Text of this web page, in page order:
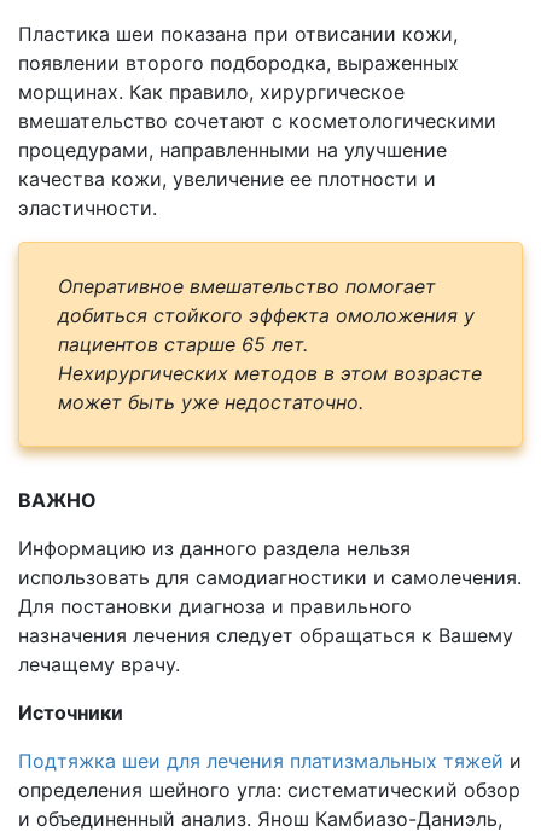
Пластика шеи показана при отвисании кожи,
появлении второго подбородка, выраженных
морщинах. Как правило, хирургическое
вмешательство сочетают с косметологическими
процедурами, направленными на улучшение
качества кожи, увеличение ее плотности и
эластичности.
Оперативное вмешательство помогает
добиться стойкого эффекта омоложения у
пациентов старше 65 лет.
Нехирургических методов в этом возрасте
может быть уже недостаточно.
ВАЖНО
Информацию из данного раздела нельзя
использовать для самодиагностики и самолечения.
Для постановки диагноза и правильного
назначения лечения следует обращаться к Вашему
лечащему врачу.
Источники
Подтяжка шеи для лечения платизмальных тяжей и
определения шейного угла: систематический обзор
и объединенный анализ. Янош Камбиазо-Даниэль,